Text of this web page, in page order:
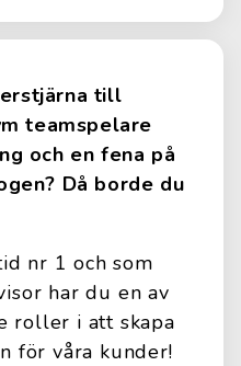
till
teamspelare
och en fena på
Då borde du
nr 1 och som
har du en av
roller i att skapa
för våra kunder!